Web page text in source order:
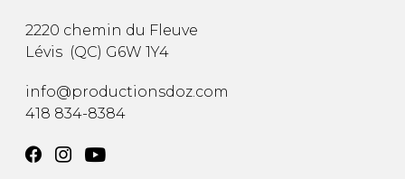
2220 chemin du Fleuve
Lévis (QC) G6W 1Y4
info@productionsdoz.com
418 834-8384